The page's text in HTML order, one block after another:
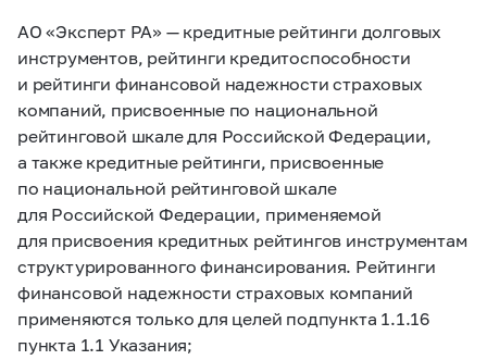
АО «Эксперт РА» — кредитные рейтинги долговых
инструментов, рейтинги кредитоспособности
и рейтинги финансовой надежности страховых
компаний, присвоенные по национальной
рейтинговой шкале для Российской Федерации,
а также кредитные рейтинги, присвоенные
по национальной рейтинговой шкале
для Российской Федерации, применяемой
для присвоения кредитных рейтингов инструментам
структурированного финансирования. Рейтинги
финансовой надежности страховых компаний
применяются только для целей подпункта 1.1.16
пункта 1.1 Указания;